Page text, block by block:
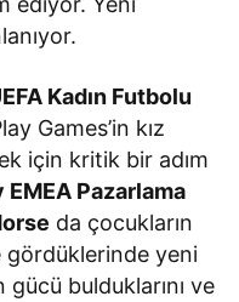
Kadın Futbolu
Games’in kız
için kritik bir adım
EMEA Pazarlama
da çocukların
gördüklerinde yeni
bulduklarını ve